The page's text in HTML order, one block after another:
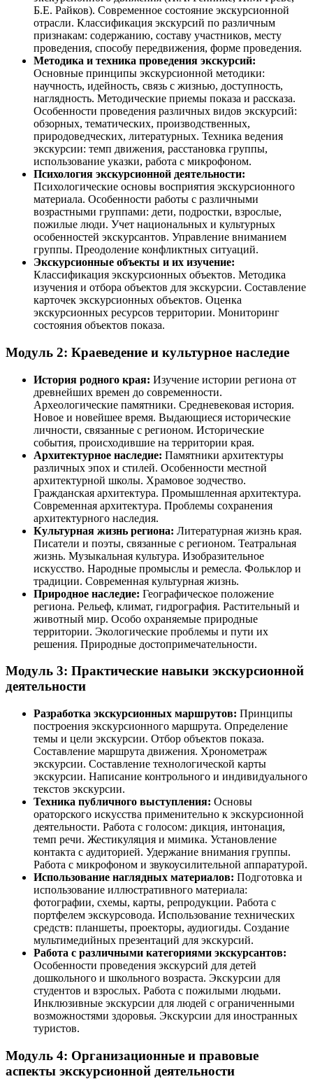
Б.Е. Райков). Современное состояние экскурсионной
отрасли. Классификация экскурсий по различным
признакам: содержанию, составу участников, месту
проведения, способу передвижения, форме проведения.
Методика и техника проведения экскурсий:
Основные принципы экскурсионной методики:
научность, идейность, связь с жизнью, доступность,
наглядность. Методические приемы показа и рассказа.
Особенности проведения различных видов экскурсий:
обзорных, тематических, производственных,
природоведческих, литературных. Техника ведения
экскурсии: темп движения, расстановка группы,
использование указки, работа с микрофоном.
Психология экскурсионной деятельности:
Психологические основы восприятия экскурсионного
материала. Особенности работы с различными
возрастными группами: дети, подростки, взрослые,
пожилые люди. Учет национальных и культурных
особенностей экскурсантов. Управление вниманием
группы. Преодоление конфликтных ситуаций.
Экскурсионные объекты и их изучение:
Классификация экскурсионных объектов. Методика
изучения и отбора объектов для экскурсии. Составление
карточек экскурсионных объектов. Оценка
экскурсионных ресурсов территории. Мониторинг
состояния объектов показа.
Модуль 2: Краеведение и культурное наследие
История родного края: Изучение истории региона от
древнейших времен до современности.
Археологические памятники. Средневековая история.
Новое и новейшее время. Выдающиеся исторические
личности, связанные с регионом. Исторические
события, происходившие на территории края.
Архитектурное наследие: Памятники архитектуры
различных эпох и стилей. Особенности местной
архитектурной школы. Храмовое зодчество.
Гражданская архитектура. Промышленная архитектура.
Современная архитектура. Проблемы сохранения
архитектурного наследия.
Культурная жизнь региона: Литературная жизнь края.
Писатели и поэты, связанные с регионом. Театральная
жизнь. Музыкальная культура. Изобразительное
искусство. Народные промыслы и ремесла. Фольклор и
традиции. Современная культурная жизнь.
Природное наследие: Географическое положение
региона. Рельеф, климат, гидрография. Растительный и
животный мир. Особо охраняемые природные
территории. Экологические проблемы и пути их
решения. Природные достопримечательности.
Модуль 3: Практические навыки экскурсионной
деятельности
Разработка экскурсионных маршрутов: Принципы
построения экскурсионного маршрута. Определение
темы и цели экскурсии. Отбор объектов показа.
Составление маршрута движения. Хронометраж
экскурсии. Составление технологической карты
экскурсии. Написание контрольного и индивидуального
текстов экскурсии.
Техника публичного выступления: Основы
ораторского искусства применительно к экскурсионной
деятельности. Работа с голосом: дикция, интонация,
темп речи. Жестикуляция и мимика. Установление
контакта с аудиторией. Удержание внимания группы.
Работа с микрофоном и звукоусилительной аппаратурой.
Использование наглядных материалов: Подготовка и
использование иллюстративного материала:
фотографии, схемы, карты, репродукции. Работа с
портфелем экскурсовода. Использование технических
средств: планшеты, проекторы, аудиогиды. Создание
мультимедийных презентаций для экскурсий.
Работа с различными категориями экскурсантов:
Особенности проведения экскурсий для детей
дошкольного и школьного возраста. Экскурсии для
студентов и взрослых. Работа с пожилыми людьми.
Инклюзивные экскурсии для людей с ограниченными
возможностями здоровья. Экскурсии для иностранных
туристов.
Модуль 4: Организационные и правовые
аспекты экскурсионной деятельности